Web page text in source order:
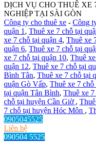
DỊCH VỤ CHO THUÊ XE
NGHIỆP TẠI SÀI GÒN
Công ty cho thuê xe - Công
quận 1 , Thuê xe 7 chỗ tại
xe 7 chỗ tại quận 4, Thuê xe
quận 6, Thuê xe 7 chỗ tại
xe 7 chỗ tại quận 10, Thuê
quận 12, Thuê xe 7 chỗ tại
Bình Tân, Thuê xe 7 chỗ tại
quận Gò Vấp, Thuê xe 7 chỗ
tại quận Tân Bình, Thuê xe
chỗ tại huyện Cần Giờ ,
7 chỗ tại huyện Hóc Môn ,
0905045525
Liên hệ
090504 5525